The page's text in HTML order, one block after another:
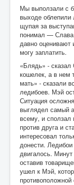
Мы выползали с
выходе облепили
щупая за
понимал —
давно
могу заплатить.
«Блядь» -
кошелек, а в нем
мать» - сказали
ледибоев. Мэй
Ситуация
выглядел самый
всему, и
против друга и
интересовал
донести.
двигалось.
оставив
ушел к Мэй,
противоположной